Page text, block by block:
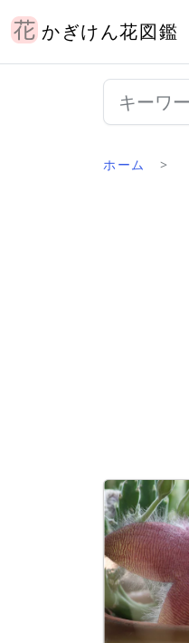
かぎけん花図鑑
ホーム